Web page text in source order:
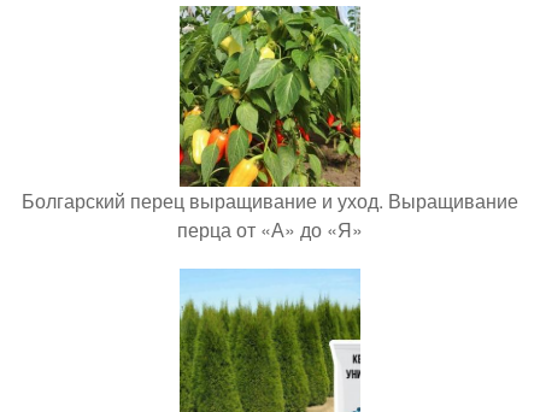
Болгарский перец выращивание и уход. Выращивание
перца от «А» до «Я»